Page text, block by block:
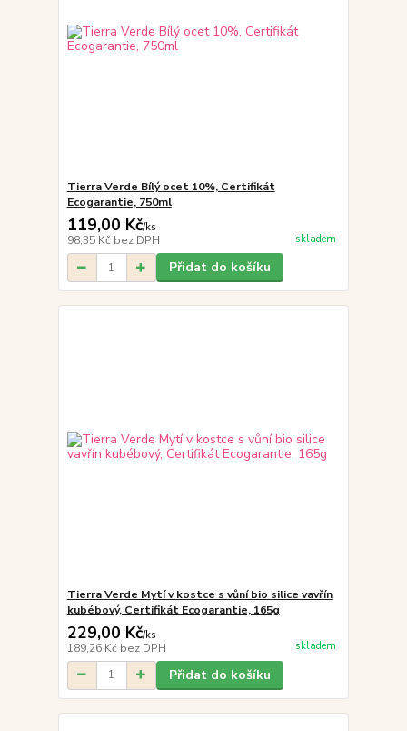
Tierra Verde Bílý ocet 10%, Certifikát
Ecogarantie, 750ml
119,00 Kč/ks
98,35 Kč bez DPH skladem
Přidat do košíku
Tierra Verde Mytí v kostce s vůní bio silice vavřín
kubébový, Certifikát Ecogarantie, 165g
229,00 Kč/ks
189,26 Kč bez DPH skladem
Přidat do košíku